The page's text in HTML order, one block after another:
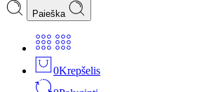
Paieška
0Krepšelis